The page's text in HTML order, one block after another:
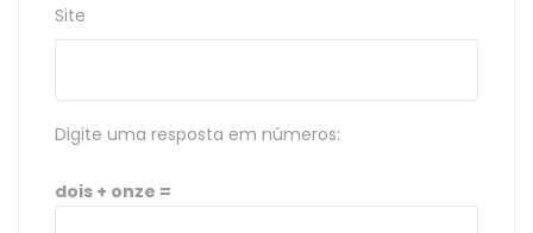
Site
Digite uma resposta em números:
dois + onze =